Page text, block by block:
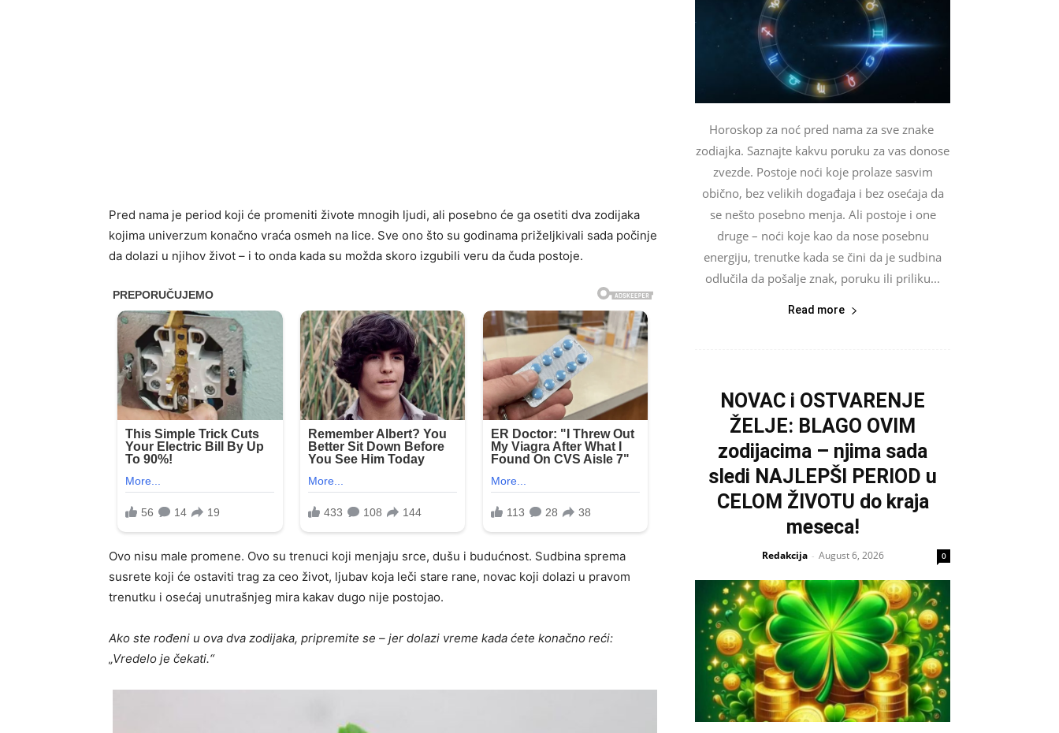
Pred nama je period koji će promeniti živote mnogih ljudi, ali posebno će ga osetiti dva zodijaka
kojima univerzum konačno vraća osmeh na lice. Sve ono što su godinama priželjkivali sada počinje
da dolazi u njihov život – i to onda kada su možda skoro izgubili veru da čuda postoje.
Ovo nisu male promene. Ovo su trenuci koji menjaju srce, dušu i budućnost. Sudbina sprema
susrete koji će ostaviti trag za ceo život, ljubav koja leči stare rane, novac koji dolazi u pravom
trenutku i osećaj unutrašnjeg mira kakav dugo nije postojao.
Ako ste rođeni u ova dva zodijaka, pripremite se – jer dolazi vreme kada ćete konačno reći:
„Vredelo je čekati.“
Horoskop za noć pred nama za sve znake
zodiajka. Saznajte kakvu poruku za vas donose
zvezde. Postoje noći koje prolaze sasvim
obično, bez velikih događaja i bez osećaja da
se nešto posebno menja. Ali postoje i one
druge – noći koje kao da nose posebnu
energiju, trenutke kada se čini da je sudbina
odlučila da pošalje znak, poruku ili priliku...
Read more
NOVAC i OSTVARENJE
ŽELJE: BLAGO OVIM
zodijacima – njima sada
sledi NAJLEPŠI PERIOD u
CELOM ŽIVOTU do kraja
meseca!
Redakcija - August 6, 2026 0